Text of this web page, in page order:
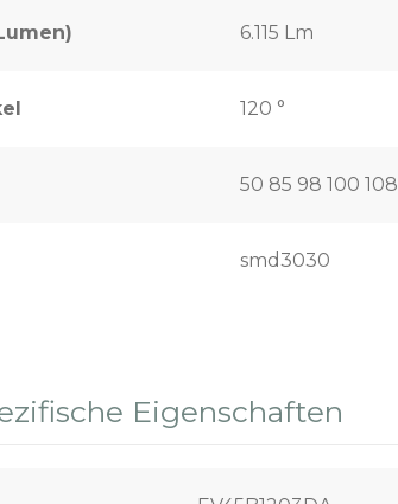
6.115 Lm
120 °
50 85 98 100 108
smd3030
Eigenschaften